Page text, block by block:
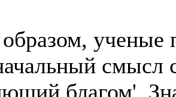
ученые
смысл
благом'.